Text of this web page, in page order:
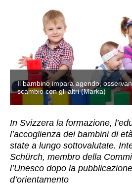
Il bambino impara agendo,
scambio con gli altri (Marka)
In Svizzera la formazione,
l’accoglienza dei bambini di
state a lungo sottovalutate.
Schürch, membro della
l’Unesco dopo la
d’orientamento